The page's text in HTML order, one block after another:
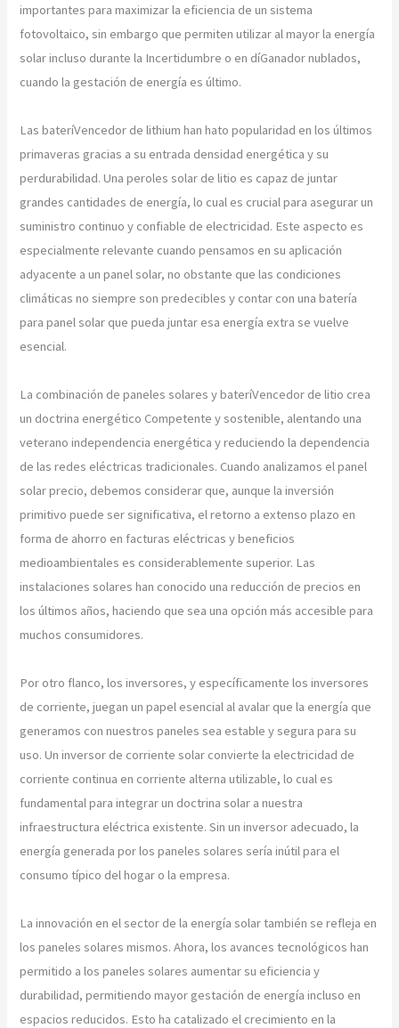
importantes para maximizar la eficiencia de un sistema
fotovoltaico, sin embargo que permiten utilizar al mayor la energía
solar incluso durante la Incertidumbre o en díGanador nublados,
cuando la gestación de energía es último.
Las bateríVencedor de lithium han hato popularidad en los últimos
primaveras gracias a su entrada densidad energética y su
perdurabilidad. Una peroles solar de litio es capaz de juntar
grandes cantidades de energía, lo cual es crucial para asegurar un
suministro continuo y confiable de electricidad. Este aspecto es
especialmente relevante cuando pensamos en su aplicación
adyacente a un panel solar, no obstante que las condiciones
climáticas no siempre son predecibles y contar con una batería
para panel solar que pueda juntar esa energía extra se vuelve
esencial.
La combinación de paneles solares y bateríVencedor de litio crea
un doctrina energético Competente y sostenible, alentando una
veterano independencia energética y reduciendo la dependencia
de las redes eléctricas tradicionales. Cuando analizamos el panel
solar precio, debemos considerar que, aunque la inversión
primitivo puede ser significativa, el retorno a extenso plazo en
forma de ahorro en facturas eléctricas y beneficios
medioambientales es considerablemente superior. Las
instalaciones solares han conocido una reducción de precios en
los últimos años, haciendo que sea una opción más accesible para
muchos consumidores.
Por otro flanco, los inversores, y específicamente los inversores
de corriente, juegan un papel esencial al avalar que la energía que
generamos con nuestros paneles sea estable y segura para su
uso. Un inversor de corriente solar convierte la electricidad de
corriente continua en corriente alterna utilizable, lo cual es
fundamental para integrar un doctrina solar a nuestra
infraestructura eléctrica existente. Sin un inversor adecuado, la
energía generada por los paneles solares sería inútil para el
consumo típico del hogar o la empresa.
La innovación en el sector de la energía solar también se refleja en
los paneles solares mismos. Ahora, los avances tecnológicos han
permitido a los paneles solares aumentar su eficiencia y
durabilidad, permitiendo mayor gestación de energía incluso en
espacios reducidos. Esto ha catalizado el crecimiento en la